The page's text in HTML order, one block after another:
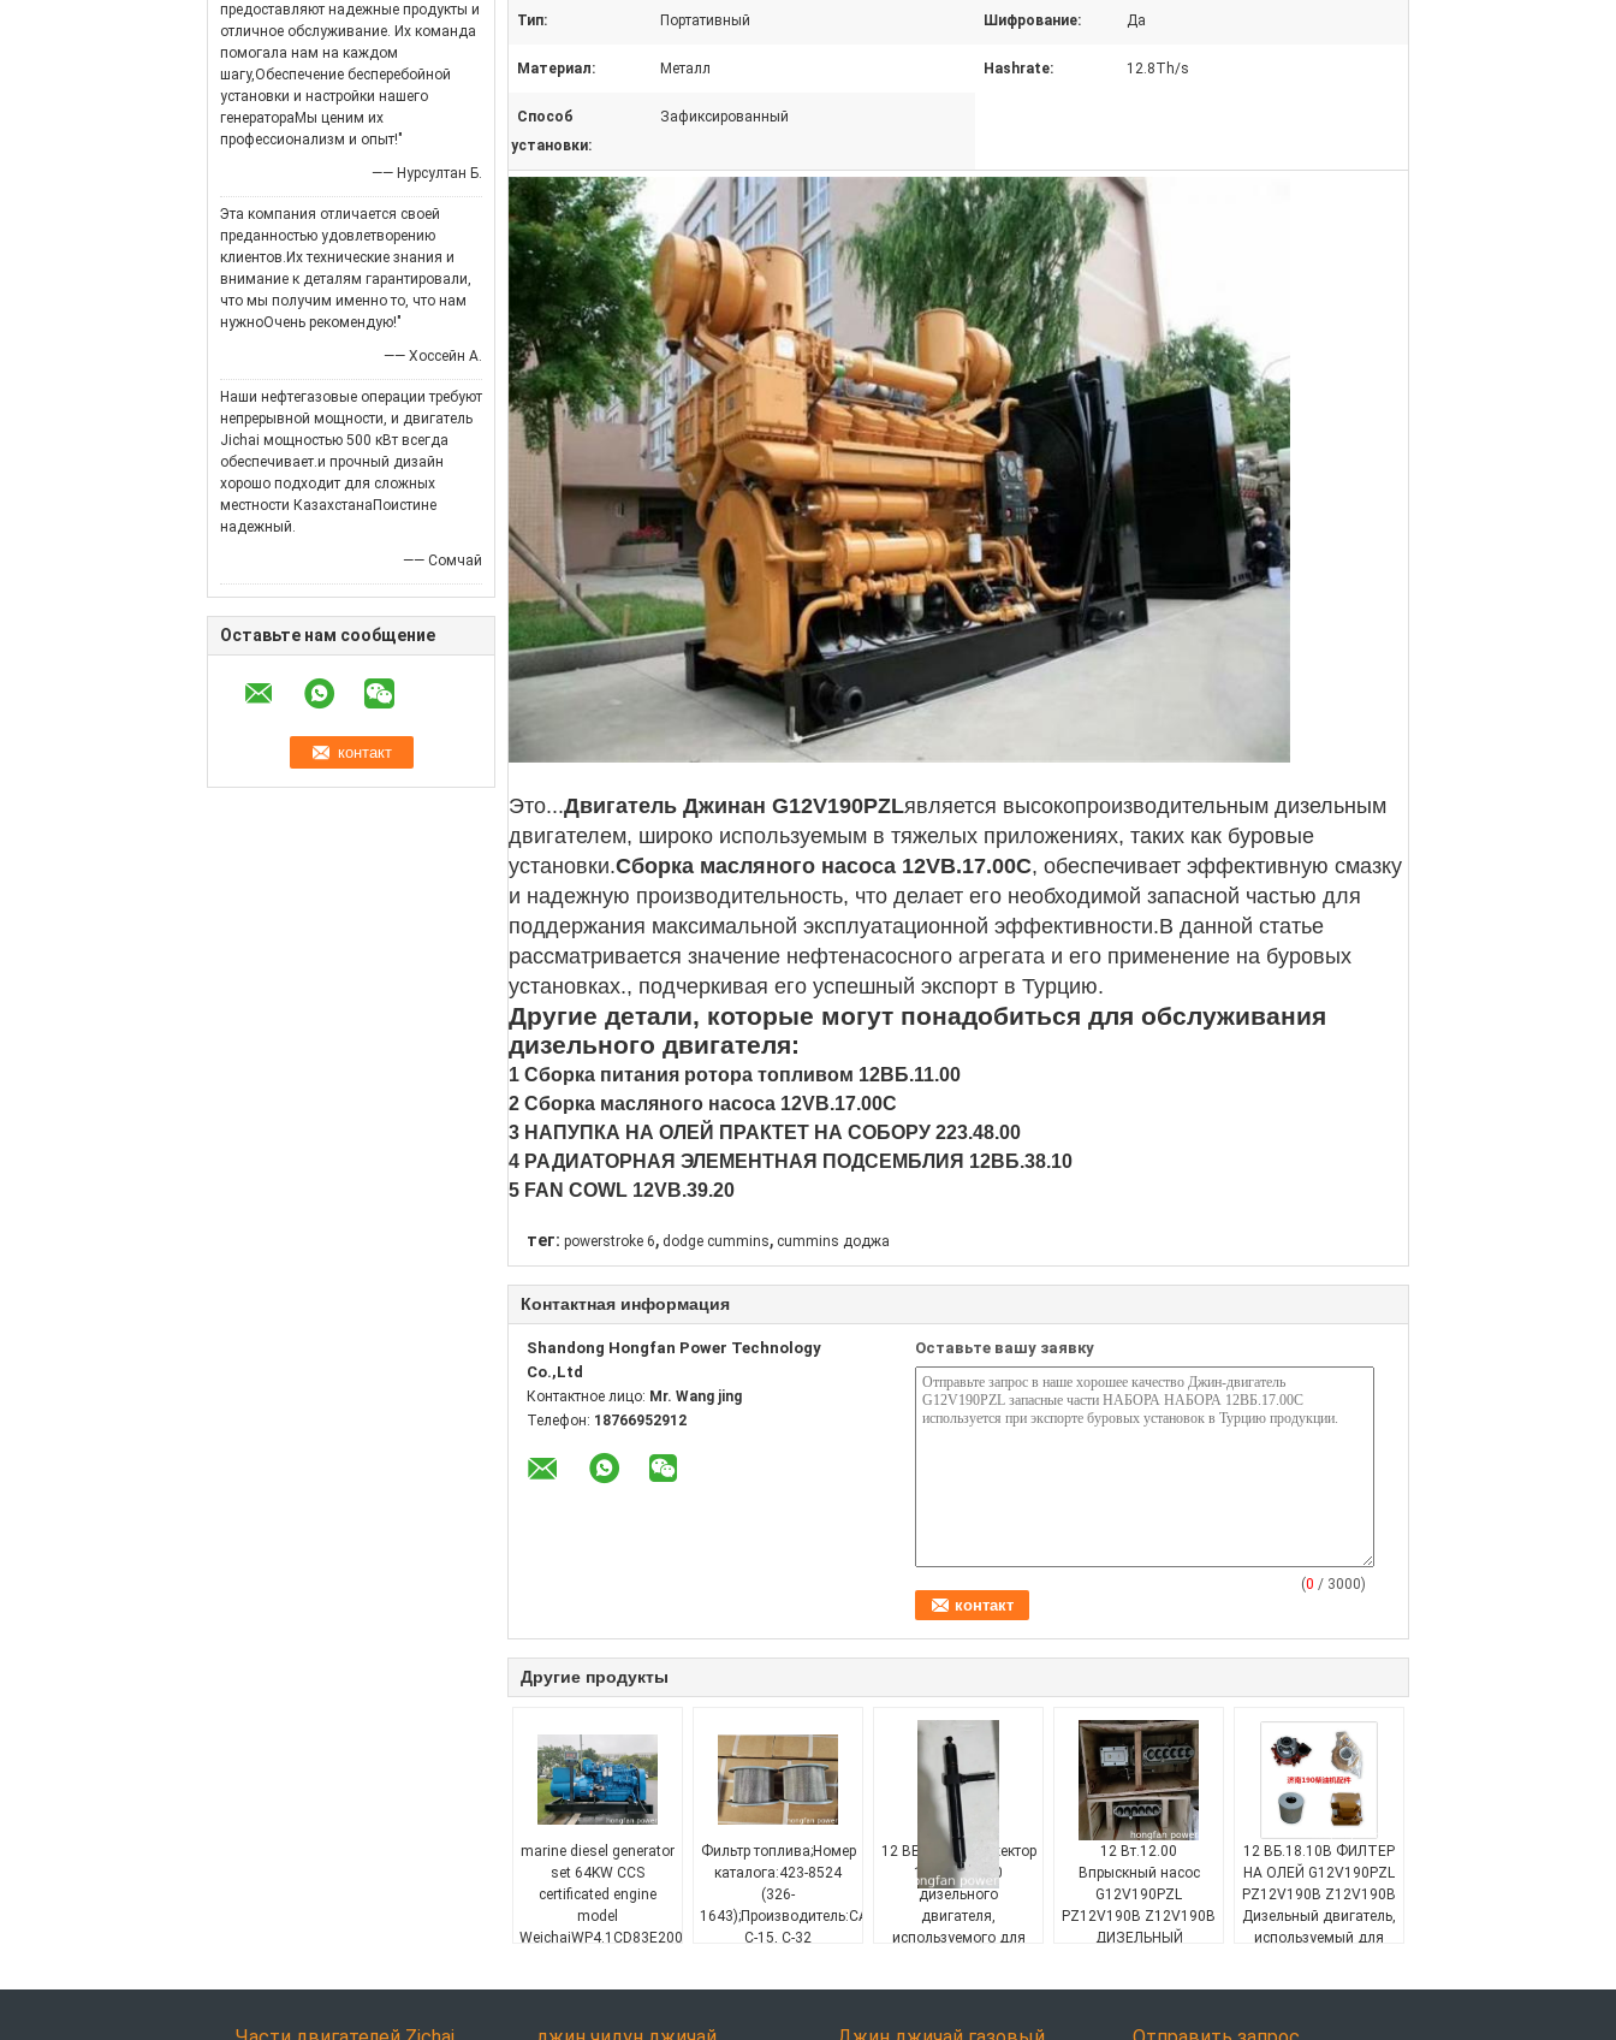
предоставляют надежные продукты и
отличное обслуживание. Их команда
помогала нам на каждом
шагу,Обеспечение бесперебойной
установки и настройки нашего
генератораМы ценим их
профессионализм и опыт!"
—— Нурсултан Б.
Эта компания отличается своей
преданностью удовлетворению
клиентов.Их технические знания и
внимание к деталям гарантировали,
что мы получим именно то, что нам
нужноОчень рекомендую!"
—— Хоссейн А.
Наши нефтегазовые операции требуют
непрерывной мощности, и двигатель
Jichai мощностью 500 кВт всегда
обеспечивает.и прочный дизайн
хорошо подходит для сложных
местности КазахстанаПоистине
надежный.
—— Сомчай
Оставьте нам сообщение
Тип: Портативный Шифрование: Да
Материал: Металл Hashrate: 12.8Th/s
Способ
установки:
Зафиксированный
Это...Двигатель Джинан G12V190PZLявляется высокопроизводительным дизельным
двигателем, широко используемым в тяжелых приложениях, таких как буровые
установки.Сборка масляного насоса 12VB.17.00C, обеспечивает эффективную смазку
и надежную производительность, что делает его необходимой запасной частью для
поддержания максимальной эксплуатационной эффективности.В данной статье
рассматривается значение нефтенасосного агрегата и его применение на буровых
установках., подчеркивая его успешный экспорт в Турцию.
Другие детали, которые могут понадобиться для обслуживания
дизельного двигателя:
1 Сборка питания ротора топливом 12ВБ.11.00
2 Сборка масляного насоса 12VB.17.00C
3 НАПУПКА НА ОЛЕЙ ПРАКТЕТ НА СОБОРУ 223.48.00
4 РАДИАТОРНАЯ ЭЛЕМЕНТНАЯ ПОДСЕМБЛИЯ 12ВБ.38.10
5 FAN COWL 12VB.39.20
тег: powerstroke 6, dodge cummins, cummins доджа
Контактная информация
Shandong Hongfan Power Technology
Co.,Ltd
Контактное лицо: Mr. Wang jing
Телефон: 18766952912
Оставьте вашу заявку
(0 / 3000)
Другие продукты
marine diesel generator
set 64KW CCS
certificated engine
model
WeichaiWP4.1CD83E200
Фильтр топлива;Номер
каталога:423-8524
(326-
1643);Производитель:CATERPILLAR;Оборудование:CATERPILLAR
C-15, C-32
12 ВБ.16.00E инжектор
12V190 8190
дизельного
двигателя,
используемого для
12 Вт.12.00
Впрыскный насос
G12V190PZL
PZ12V190B Z12V190B
ДИЗЕЛЬНЫЙ
12 ВБ.18.10B ФИЛТЕР
НА ОЛЕЙ G12V190PZL
PZ12V190B Z12V190B
Дизельный двигатель,
используемый для